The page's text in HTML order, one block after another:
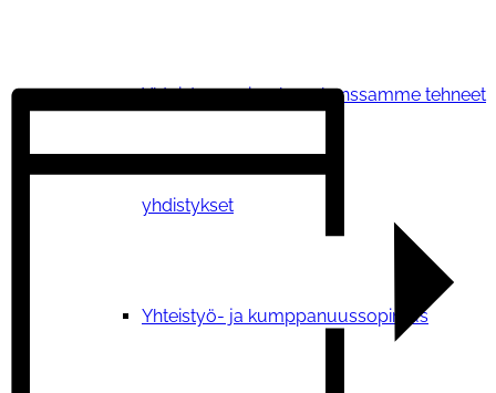
Yhteistyosopimuksen kanssamme tehneet
yhdistykset
Yhteistyö- ja kumppanuussopimus